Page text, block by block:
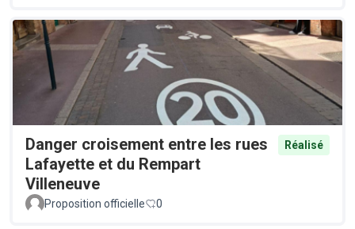
Danger croisement entre les rues
Lafayette et du Rempart
Villeneuve
Réalisé
Proposition officielle 0